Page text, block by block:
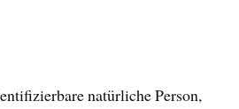
natürliche Person,